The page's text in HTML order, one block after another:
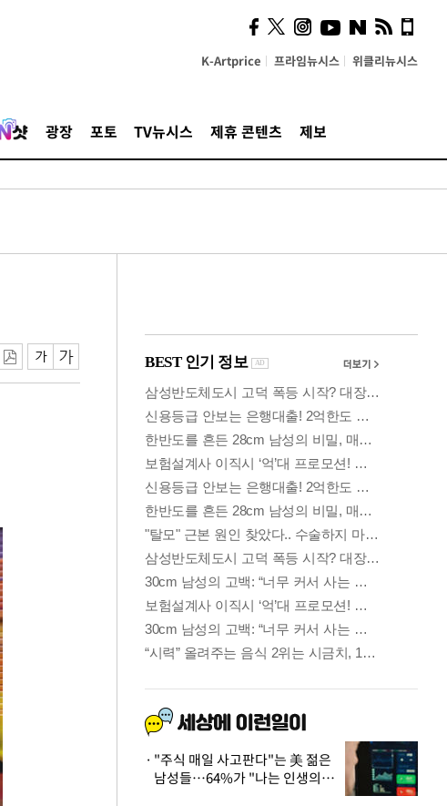
K-Artprice 프라임뉴시스 위클리뉴시스
광장 포토 TV뉴시스 제휴 콘텐츠 제보
사이 해답 찾았죠"…알을
깨고 나온 '초자아'
"주식 매일 사고판다"는 美 젊은
남성들…64%가 "나는 인생의